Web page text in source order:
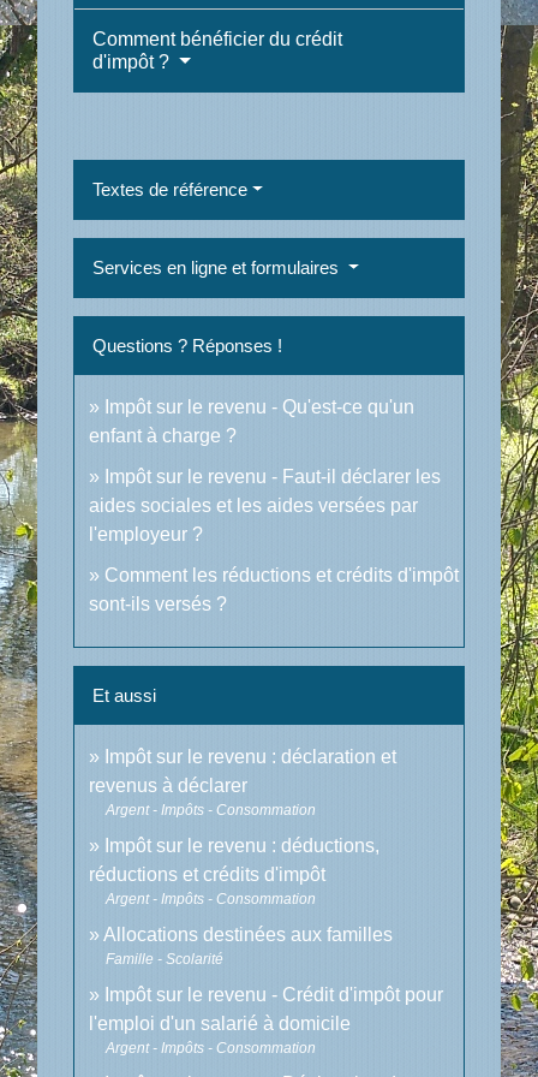
Comment bénéficier du crédit
d'impôt ?
Textes de référence
Services en ligne et formulaires
Questions ? Réponses !
Impôt sur le revenu - Qu'est-ce qu'un
enfant à charge ?
Impôt sur le revenu - Faut-il déclarer les
aides sociales et les aides versées par
l'employeur ?
Comment les réductions et crédits d'impôt
sont-ils versés ?
Et aussi
Impôt sur le revenu : déclaration et
revenus à déclarer
Argent - Impôts - Consommation
Impôt sur le revenu : déductions,
réductions et crédits d'impôt
Argent - Impôts - Consommation
Allocations destinées aux familles
Famille - Scolarité
Impôt sur le revenu - Crédit d'impôt pour
l'emploi d'un salarié à domicile
Argent - Impôts - Consommation